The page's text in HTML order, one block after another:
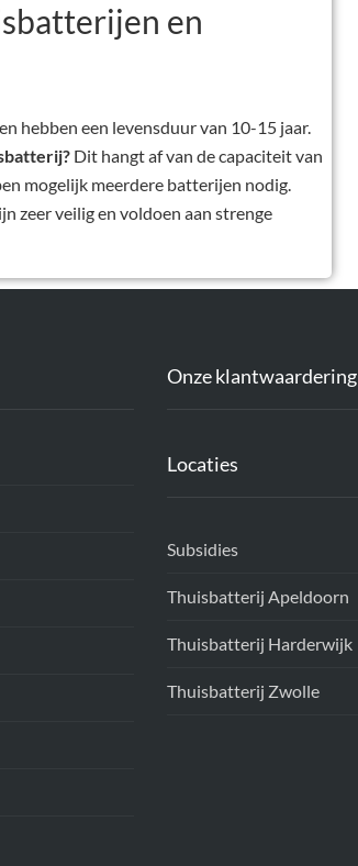
en
hebben een levensduur van 10-15 jaar.
Dit hangt af van de capaciteit van
mogelijk meerdere batterijen nodig.
zeer veilig en voldoen aan strenge
Onze klantwaardering
Locaties
Subsidies
Thuisbatterij Apeldoorn
Thuisbatterij Harderwijk
Thuisbatterij Zwolle